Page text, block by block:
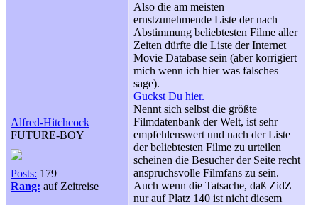
Alfred-Hitchcock
FUTURE-BOY
Posts: 179
Rang: auf Zeitreise
Also die am meisten
ernstzunehmende Liste der nach
Abstimmung beliebtesten Filme aller
Zeiten dürfte die Liste der Internet
Movie Database sein (aber korrigiert
mich wenn ich hier was falsches
sage).
Guckst Du hier.
Nennt sich selbst die größte
Filmdatenbank der Welt, ist sehr
empfehlenswert und nach der Liste
der beliebtesten Filme zu urteilen
scheinen die Besucher der Seite recht
anspruchsvolle Filmfans zu sein.
Auch wenn die Tatsache, daß ZidZ
nur auf Platz 140 ist nicht diesem